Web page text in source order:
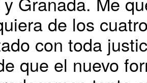
de los
con toda
que el nuevo